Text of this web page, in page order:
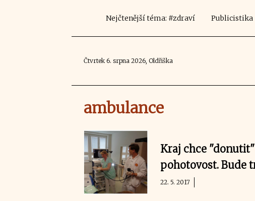
Nejčtenější téma: #zdraví Publicistika
Čtvrtek 6. srpna 2026, Oldřiška
ambulance
Kraj chce
pohotovost. Bude
22. 5. 2017